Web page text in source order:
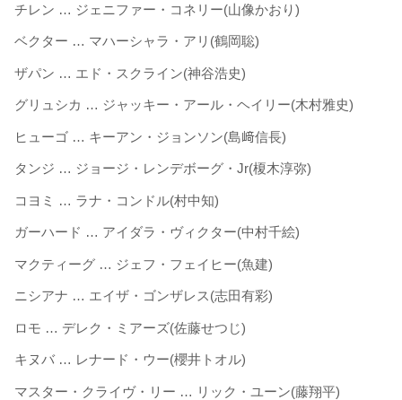
チレン … ジェニファー・コネリー(山像かおり)
ベクター … マハーシャラ・アリ(鶴岡聡)
ザパン … エド・スクライン(神谷浩史)
グリュシカ … ジャッキー・アール・ヘイリー(木村雅史)
ヒューゴ … キーアン・ジョンソン(島﨑信長)
タンジ … ジョージ・レンデボーグ・Jr(榎木淳弥)
コヨミ … ラナ・コンドル(村中知)
ガーハード … アイダラ・ヴィクター(中村千絵)
マクティーグ … ジェフ・フェイヒー(魚建)
ニシアナ … エイザ・ゴンザレス(志田有彩)
ロモ … デレク・ミアーズ(佐藤せつじ)
キヌバ … レナード・ウー(櫻井トオル)
マスター・クライヴ・リー … リック・ユーン(藤翔平)